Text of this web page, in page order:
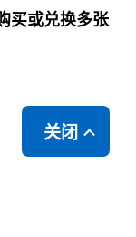
买或兑换多张
关闭